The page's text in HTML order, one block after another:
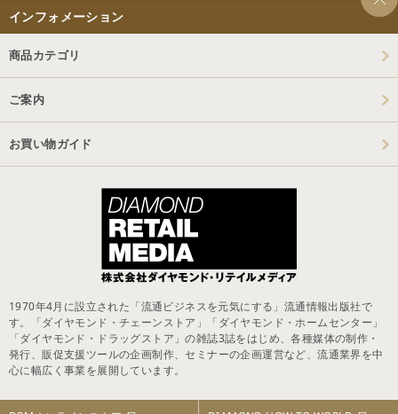
インフォメーション
商品カテゴリ
ご案内
お買い物ガイド
1970年4月に設立された「流通ビジネスを元気にする」流通情報出版社で
す。「ダイヤモンド・チェーンストア」「ダイヤモンド・ホームセンター」
「ダイヤモンド・ドラッグストア」の雑誌3誌をはじめ、各種媒体の制作・
発行、販促支援ツールの企画制作、セミナーの企画運営など、流通業界を中
心に幅広く事業を展開しています。